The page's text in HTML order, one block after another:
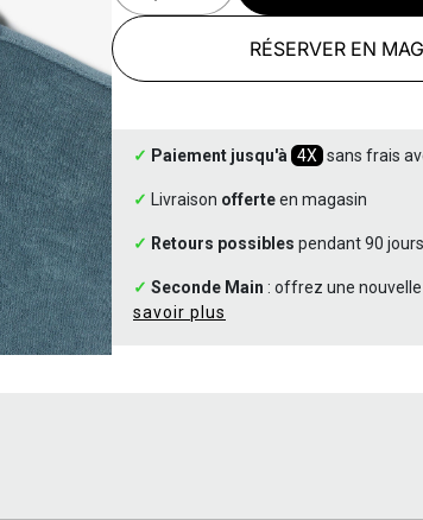
RÉSERVER EN
✓ Paiement jusqu'à 4X sans frais
✓ Livraison offerteen magasin
✓ Retours possibles pendant 90
✓ Seconde Main : offrez une nouvelle
savoir plus